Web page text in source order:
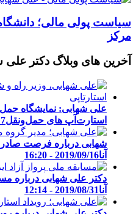
سیاست پولی مالی؛
مرکز
آخرین های وبلاگ دکتر علی
علی شهابی: نمایشگاه
استارت‌آپ های حمل‌ونقل
شهابی درباره فرصت
آنا2019/09/16 - 16:20
دکتر علی شهابی درباره
آنا2019/08/31 - 12:14